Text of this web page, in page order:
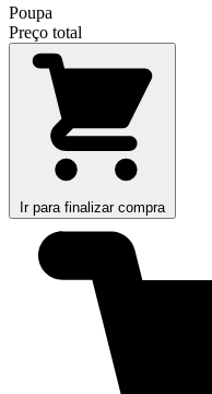
Poupa
Preço total
Ir para finalizar compra